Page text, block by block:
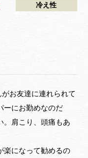
冷え性
お友達に連れられて
ーにお勤めなのだ
。肩こり、頭痛もあ
楽になって勧めるの